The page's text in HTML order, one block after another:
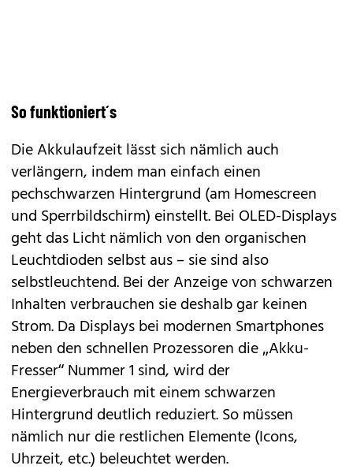
So funktioniert´s
Die Akkulaufzeit lässt sich nämlich auch
verlängern, indem man einfach einen
pechschwarzen Hintergrund (am Homescreen
und Sperrbildschirm) einstellt. Bei OLED-Displays
geht das Licht nämlich von den organischen
Leuchtdioden selbst aus – sie sind also
selbstleuchtend. Bei der Anzeige von schwarzen
Inhalten verbrauchen sie deshalb gar keinen
Strom. Da Displays bei modernen Smartphones
neben den schnellen Prozessoren die „Akku-
Fresser“ Nummer 1 sind, wird der
Energieverbrauch mit einem schwarzen
Hintergrund deutlich reduziert. So müssen
nämlich nur die restlichen Elemente (Icons,
Uhrzeit, etc.) beleuchtet werden.